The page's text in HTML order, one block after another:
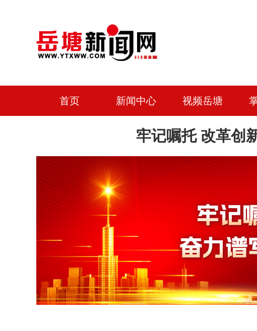
首页 新闻中心 视频岳塘
牢记嘱托 改革创